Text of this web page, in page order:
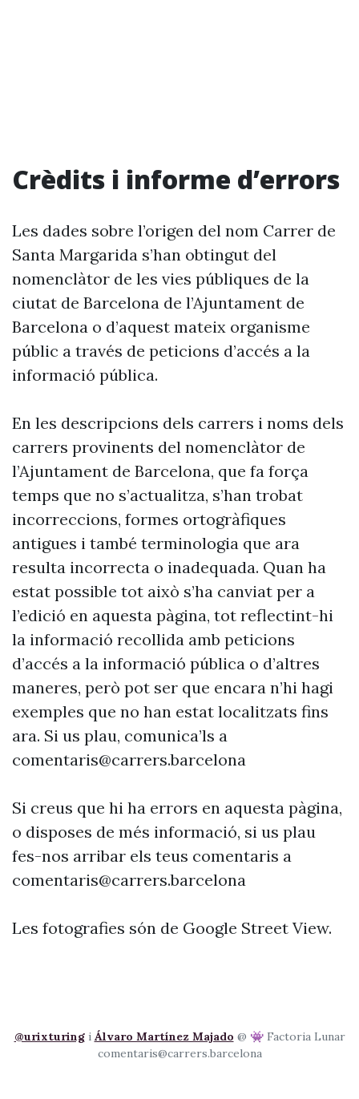
Crèdits i informe d’errors
Les dades sobre l’origen del nom Carrer de
Santa Margarida s’han obtingut del
nomenclàtor de les vies públiques de la
ciutat de Barcelona de l’Ajuntament de
Barcelona o d’aquest mateix organisme
públic a través de peticions d’accés a la
informació pública.
En les descripcions dels carrers i noms dels
carrers provinents del nomenclàtor de
l’Ajuntament de Barcelona, que fa força
temps que no s’actualitza, s’han trobat
incorreccions, formes ortogràfiques
antigues i també terminologia que ara
resulta incorrecta o inadequada. Quan ha
estat possible tot això s’ha canviat per a
l’edició en aquesta pàgina, tot reflectint-hi
la informació recollida amb peticions
d’accés a la informació pública o d’altres
maneres, però pot ser que encara n’hi hagi
exemples que no han estat localitzats fins
ara. Si us plau, comunica’ls a
comentaris@carrers.barcelona
Si creus que hi ha errors en aquesta pàgina,
o disposes de més informació, si us plau
fes-nos arribar els teus comentaris a
comentaris@carrers.barcelona
Les fotografies són de Google Street View.
@urixturingi Álvaro Martínez Majado @ 👾 Factoria Lunar
comentaris@carrers.barcelona